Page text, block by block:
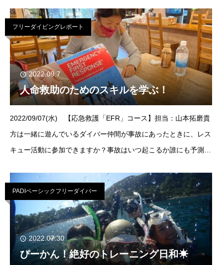
フリーダイビングレポート
2022.09.7
人命救助のためのスキルを学ぶ！
2022/09/07(水) 【応急救護「EFR」コース】担当：山本拓磨貴
方は一緒に遊んでいるダイバー仲間が事故にあったときに、レス
キュー活動に参加できますか？事故はいつ起こるか誰にも予測は
PADIベーシックフリーダイバー
2022.07.30
ぴーかん！絶好のトレーニング日和☀